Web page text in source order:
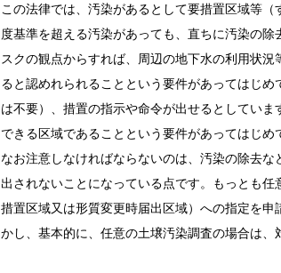
この法律では、汚染があるとして要措置区域等
度基準を超える汚染があっても、直ちに汚染の
スクの観点からすれば、周辺の地下水の利用状
ると認めれられることという要件があってはじ
は不要）、措置の指示や命令が出せるとしてい
できる区域であることという要件があってはじめ
なお注意しなければならないのは、汚染の除去
出されないことになっている点です。もっとも
措置区域又は形質変更時届出区域）への指定を
かし、基本的に、任意の土壌汚染調査の場合は、